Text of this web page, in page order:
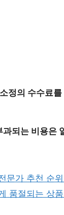
정의 수수료를
되는 비용은
문가 추천 순
품절되는 상